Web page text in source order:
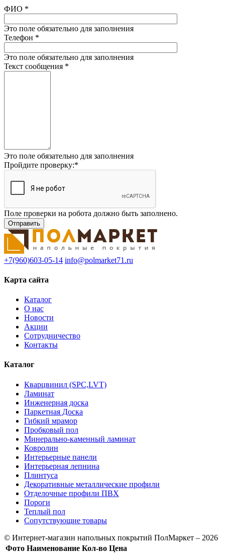
ФИО *
Это поле обязательно для заполнения
Телефон *
Это поле обязательно для заполнения
Текст сообщения *
Это поле обязательно для заполнения
Пройдите проверку:*
Поле проверки на робота должно быть заполнено.
+7(960)603-05-14 info@polmarket71.ru
Карта сайта
Каталог
О нас
Новости
Акции
Сотрудничество
Контакты
Каталог
Кварцвинил (SPC,LVT)
Ламинат
Инженерная доска
Паркетная Доска
Гибкий мрамор
Пробковый пол
Минерально-каменный ламинат
Ковролин
Интерьерные панели
Интерьерная лепнина
Плинтуса
Декоративные металлические профили
Отделочные профили ПВХ
Пороги
Теплый пол
Сопутствующие товары
© Интернет-магазин напольных покрытий ПолМаркет – 2026
Фото Наименование Кол-во Цена